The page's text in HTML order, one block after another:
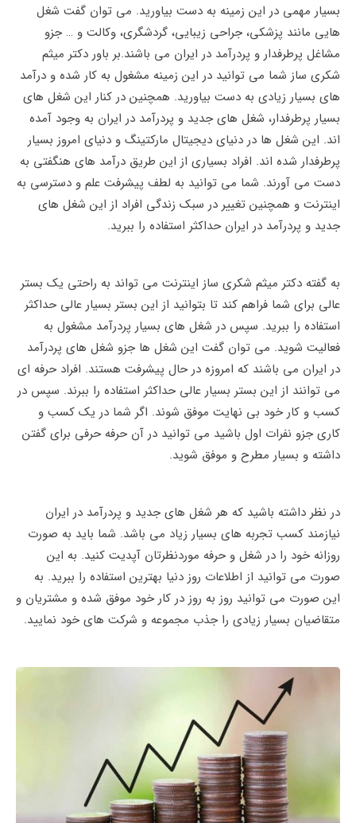
بسیار مهمی در این زمینه به دست بیاورید. می‌ توان گفت شغل
هایی مانند پزشکی، جراحی زیبایی، گردشگری، وکالت و … جزو
مشاغل پرطرفدار و پردرآمد در ایران می باشند.بر باور دکتر میثم
شکری ساز شما می توانید در این زمینه مشغول به کار شده و درآمد
های بسیار زیادی به دست بیاورید. همچنین در کنار این شغل های
بسیار پرطرفدار، شغل های جدید و پردرآمد در ایران به وجود آمده
اند. این شغل ها در دنیای دیجیتال مارکتینگ و دنیای امروز بسیار
پرطرفدار شده اند. افراد بسیاری از این طریق درآمد های هنگفتی به
دست می آورند. شما می توانید به لطف پیشرفت علم و دسترسی به
اینترنت و همچنین تغییر در سبک زندگی افراد از این شغل های
جدید و پردرآمد در ایران حداکثر استفاده را ببرید.
به گفته دکتر میثم شکری ساز اینترنت می تواند به راحتی یک بستر
عالی برای شما فراهم کند تا بتوانید از این بستر بسیار عالی حداکثر
استفاده را ببرید. سپس در شغل های بسیار پردرآمد مشغول به
فعالیت شوید. می توان گفت این شغل ها جزو شغل های پردرآمد
در ایران می باشند که امروزه در حال پیشرفت هستند‌. افراد حرفه‌ ای
می‌ توانند از این بستر بسیار عالی حداکثر استفاده را ببرند. سپس در
کسب و کار خود بی نهایت موفق شوند. اگر شما در یک کسب و
کاری جزو نفرات اول باشید می توانید در آن حرفه حرفی برای گفتن
داشته و بسیار مطرح و موفق شوید.
در نظر داشته باشید که هر شغل های جدید و پردرآمد در ایران
نیازمند کسب تجربه های بسیار زیاد می باشد. شما باید به صورت
روزانه خود را در شغل و حرفه موردنظرتان آپدیت کنید. به این
صورت می توانید از اطلاعات روز دنیا بهترین استفاده را ببرید. به
این صورت می‌ توانید روز به روز در کار خود موفق شده و مشتریان و
متقاضیان بسیار زیادی را جذب مجموعه و شرکت های خود نمایید.